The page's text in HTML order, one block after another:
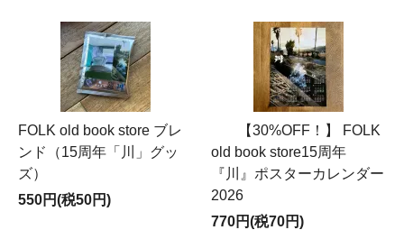
FOLK old book store ブレ
ンド（15周年「川」グッ
ズ）
550円(税50円)
【30%OFF！】 FOLK
old book store15周年
『川』ポスターカレンダー
2026
770円(税70円)